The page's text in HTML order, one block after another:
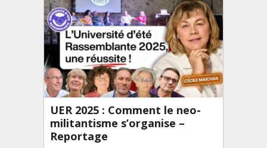
UER 2025 : Comment le neo-
militantisme s’organise –
Reportage